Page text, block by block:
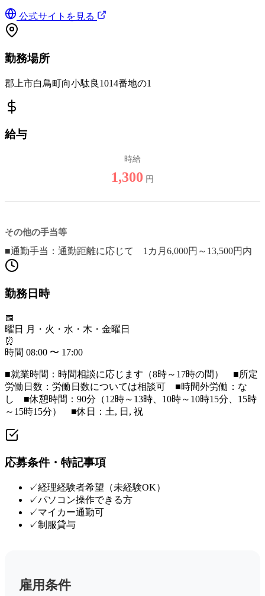
公式サイトを見る
勤務場所
郡上市白鳥町向小駄良1014番地の1
給与
時給
1,300 円
その他の手当等
■通勤手当：通勤距離に応じて 1カ月6,000円～13,500円内
勤務日時
📅
曜日
月・火・水・木・金曜日
⏰
時間 08:00 〜 17:00
■就業時間：時間相談に応じます（8時～17時の間） ■所定
労働日数：労働日数については相談可 ■時間外労働：な
し ■休憩時間：90分（12時～13時、10時～10時15分、15時
～15時15分） ■休日：土, 日, 祝
応募条件・特記事項
✓経理経験者希望（未経験OK）
✓パソコン操作できる方
✓マイカー通勤可
✓制服貸与
雇用条件